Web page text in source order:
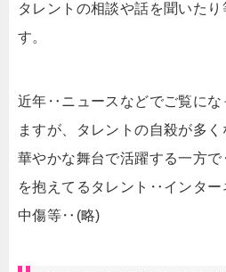
タレントの相談や話を聞いた
す。
近年‥ニュースなどでご覧にな
ますが、タレントの自殺が多く
華やかな舞台で活躍する一方
を抱えてるタレント‥インタ
中傷等‥(略)